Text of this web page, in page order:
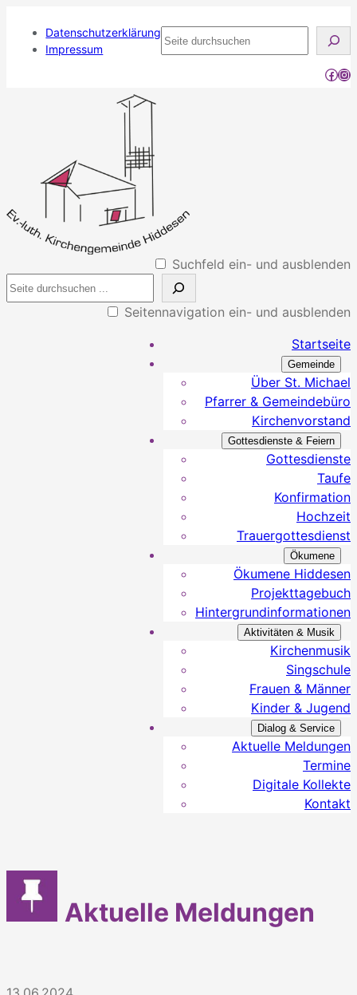
Datenschutzerklärung
Impressum
Seite
durchsuchen
Suchfeld ein- und ausblenden
Seitennavigation ein- und ausblenden
Startseite
Gemeinde
Über St. Michael
Pfarrer & Gemeindebüro
Kirchenvorstand
Gottesdienste & Feiern
Gottesdienste
Taufe
Konfirmation
Hochzeit
Trauergottesdienst
Ökumene
Ökumene Hiddesen
Projekttagebuch
Hintergrundinformationen
Aktivitäten & Musik
Kirchenmusik
Singschule
Frauen & Männer
Kinder & Jugend
Dialog & Service
Aktuelle Meldungen
Termine
Digitale Kollekte
Kontakt
Aktuelle Meldungen